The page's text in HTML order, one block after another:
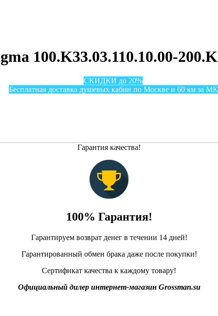
100.K33.03.110.10.00-
СКИДКИ до 20%
Бесплатная доставка душевых кабин по Москве и 60 км за
Гарантия качества!
100% Гарантия!
Гарантируем возврат денег в течении 14 дней!
Гарантированный обмен брака даже после покупки!
Сертификат качества к каждому товару!
Официальный дилер интернет-магазин Grossman.su